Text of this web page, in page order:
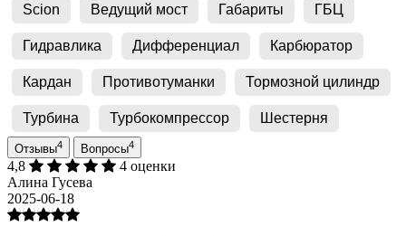
Scion Ведущий мост Габариты ГБЦ
Гидравлика Дифференциал Карбюратор
Кардан Противотуманки Тормозной цилиндр
Турбина Турбокомпрессор Шестерня
Отзывы4 Вопросы4
4,8
4 оценки
Алина Гусева
2025-06-18